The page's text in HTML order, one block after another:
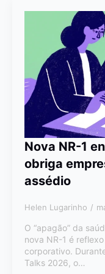
Nova NR-1
obriga
assédio
Helen Lugarinho
O “apagão” da
nova NR-1 é
corporativo.
Talks 2026, o…